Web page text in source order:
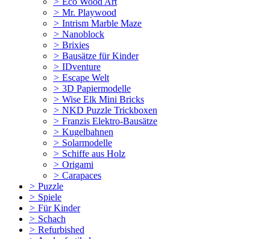
> Mr. Playwood
> Intrism Marble Maze
> Nanoblock
> Brixies
> Bausätze für Kinder
> IDventure
> Escape Welt
> 3D Papiermodelle
> Wise Elk Mini Bricks
> NKD Puzzle Trickboxen
> Franzis Elektro-Bausätze
> Kugelbahnen
> Solarmodelle
> Schiffe aus Holz
> Origami
> Carapaces
> Puzzle
> Spiele
> Für Kinder
> Schach
> Refurbished